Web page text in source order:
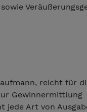
reicht für
Gewinnermittlung
jede Art von